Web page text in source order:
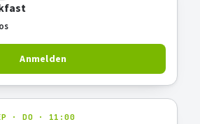
Anmelden
· DO · 11:00